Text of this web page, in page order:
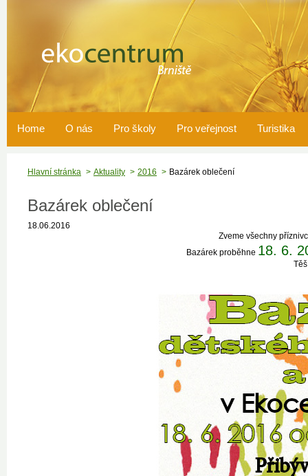
Home O nás Pro školy Pro veřejnost Turistika
Hlavní stránka Aktuality 2016 Bazárek oblečení
Bazárek oblečení
18.06.2016
Zveme všechny
Bazárek proběhne 18. 6.